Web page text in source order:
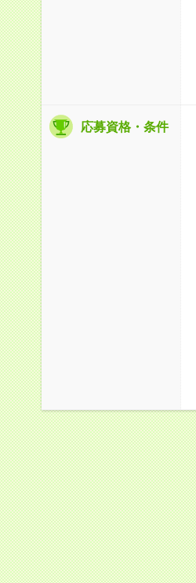
応募資格・条件